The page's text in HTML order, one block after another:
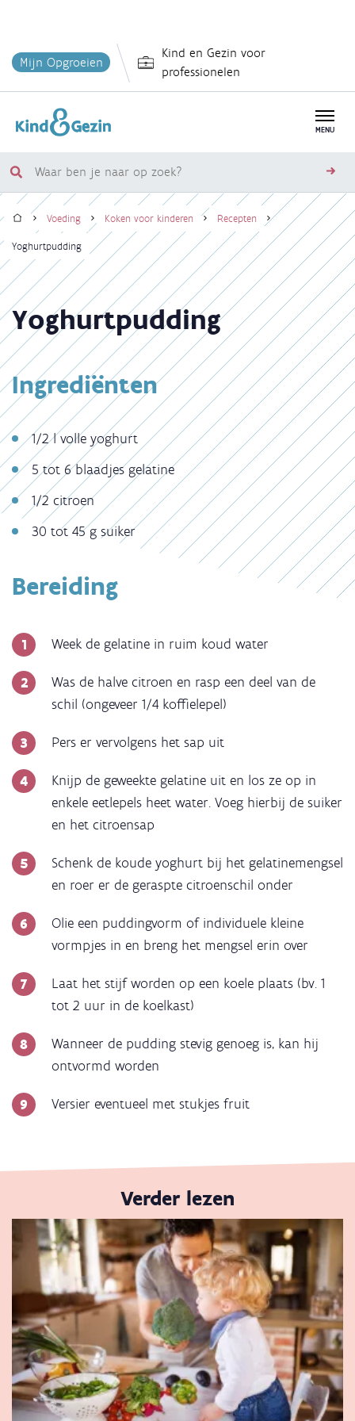
en
inhoud
Mijn Opgroeien
Kind en Gezin voor
professionelen
MENU
Waar
ben
je
op
zoek?
Kruimelpad
HomeVoeding Koken voor kinderen Recepten
Yoghurtpudding
Yoghurtpudding
Ingrediënten
1/2 l volle yoghurt
5 tot 6 blaadjes gelatine
1/2 citroen
30 tot 45 g suiker
Bereiding
Week de gelatine in ruim koud water
Was de halve citroen en rasp een deel van de
schil (ongeveer 1/4 koffielepel)
Pers er vervolgens het sap uit
Knijp de geweekte gelatine uit en los ze op in
enkele eetlepels heet water. Voeg hierbij de suiker
en het citroensap
Schenk de koude yoghurt bij het gelatinemengsel
en roer er de geraspte citroenschil onder
Olie een puddingvorm of individuele kleine
vormpjes in en breng het mengsel erin over
Laat het stijf worden op een koele plaats (bv. 1
tot 2 uur in de koelkast)
Wanneer de pudding stevig genoeg is, kan hij
ontvormd worden
Versier eventueel met stukjes fruit
Verder lezen